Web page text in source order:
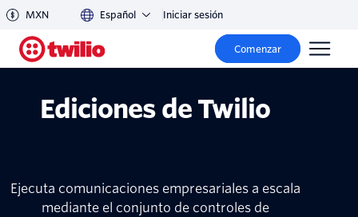
MXN Español Iniciar sesión
Comenzar
Ediciones de Twilio
Ejecuta comunicaciones empresariales a escala
mediante el conjunto de controles de